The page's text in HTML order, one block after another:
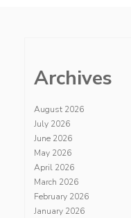
Archives
August 2026
July 2026
June 2026
May 2026
April 2026
March 2026
February 2026
January 2026